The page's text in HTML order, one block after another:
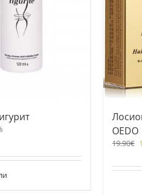
OEDO
19.90€